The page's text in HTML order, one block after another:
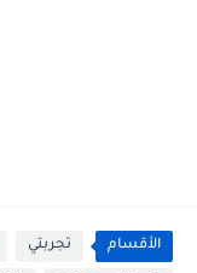
الأقسام تجربتي